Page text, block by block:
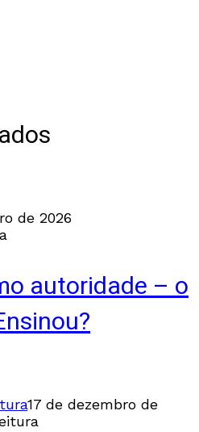
de 2026
autoridade – o
17 de dezembro de